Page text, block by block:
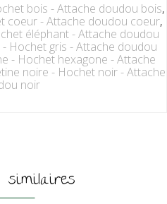
bois - Attache doudou bois,
coeur - Attache doudou coeur,
éléphant - Attache doudou
Hochet gris - Attache doudou
- Hochet hexagone - Attache
noire - Hochet noir - Attache
noir
similaires